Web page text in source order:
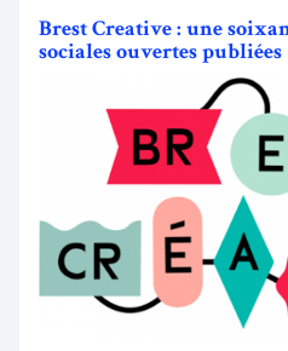
Brest Creative : une
sociales ouvertes publiées